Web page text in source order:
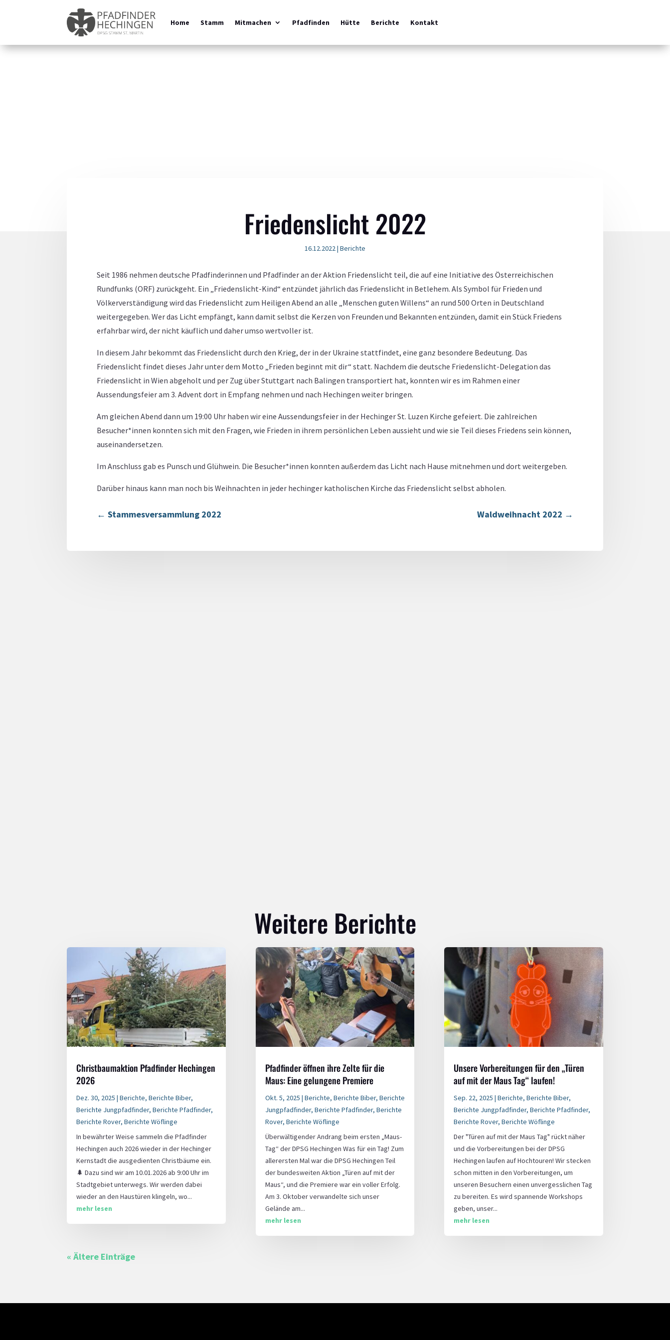
Home Stamm Mitmachen Pfadfinden Hütte Berichte Kontakt
Friedenslicht 2022
16.12.2022| Berichte
Seit 1986 nehmen deutsche Pfadfinderinnen und Pfadfinder an der Aktion Friedenslicht teil, die auf eine Initiative des Österreichischen
Rundfunks (ORF) zurückgeht. Ein „Friedenslicht-Kind“ entzündet jährlich das Friedenslicht in Betlehem. Als Symbol für Frieden und
Völkerverständigung wird das Friedenslicht zum Heiligen Abend an alle „Menschen guten Willens“ an rund 500 Orten in Deutschland
weitergegeben. Wer das Licht empfängt, kann damit selbst die Kerzen von Freunden und Bekannten entzünden, damit ein Stück Friedens
erfahrbar wird, der nicht käuflich und daher umso wertvoller ist.
In diesem Jahr bekommt das Friedenslicht durch den Krieg, der in der Ukraine stattfindet, eine ganz besondere Bedeutung. Das
Friedenslicht findet dieses Jahr unter dem Motto „Frieden beginnt mit dir“ statt. Nachdem die deutsche Friedenslicht-Delegation das
Friedenslicht in Wien abgeholt und per Zug über Stuttgart nach Balingen transportiert hat, konnten wir es im Rahmen einer
Aussendungsfeier am 3. Advent dort in Empfang nehmen und nach Hechingen weiter bringen.
Am gleichen Abend dann um 19:00 Uhr haben wir eine Aussendungsfeier in der Hechinger St. Luzen Kirche gefeiert. Die zahlreichen
Besucher*innen konnten sich mit den Fragen, wie Frieden in ihrem persönlichen Leben aussieht und wie sie Teil dieses Friedens sein können,
auseinandersetzen.
Im Anschluss gab es Punsch und Glühwein. Die Besucher*innen konnten außerdem das Licht nach Hause mitnehmen und dort weitergeben.
Darüber hinaus kann man noch bis Weihnachten in jeder hechinger katholischen Kirche das Friedenslicht selbst abholen.
←Stammesversammlung 2022 Waldweihnacht 2022 →
Weitere Berichte
Christbaumaktion Pfadfinder Hechingen
2026
Dez. 30, 2025 |Berichte,Berichte Biber,
Berichte Jungpfadfinder,Berichte Pfadfinder,
Berichte Rover,Berichte Wöflinge
In bewährter Weise sammeln die Pfadfinder
Hechingen auch 2026 wieder in der Hechinger
Kernstadt die ausgedienten Christbäume ein.
🌲 Dazu sind wir am 10.01.2026 ab 9:00 Uhr im
Stadtgebiet unterwegs. Wir werden dabei
wieder an den Haustüren klingeln, wo...
mehr lesen
Pfadfinder öffnen ihre Zelte für die
Maus: Eine gelungene Premiere
Okt. 5, 2025 | Berichte, Berichte Biber, Berichte
Jungpfadfinder, Berichte Pfadfinder, Berichte
Rover, Berichte Wöflinge
Überwältigender Andrang beim ersten „Maus-
Tag“ der DPSG Hechingen Was für ein Tag! Zum
allerersten Mal war die DPSG Hechingen Teil
der bundesweiten Aktion „Türen auf mit der
Maus“, und die Premiere war ein voller Erfolg.
Am 3. Oktober verwandelte sich unser
Gelände am...
mehr lesen
Unsere Vorbereitungen für den „Türen
auf mit der Maus Tag“ laufen!
Sep. 22, 2025 | Berichte, Berichte Biber,
Berichte Jungpfadfinder, Berichte Pfadfinder,
Berichte Rover, Berichte Wöflinge
Der "Türen auf mit der Maus Tag" rückt näher
und die Vorbereitungen bei der DPSG
Hechingen laufen auf Hochtouren! Wir stecken
schon mitten in den Vorbereitungen, um
unseren Besuchern einen unvergesslichen Tag
zu bereiten. Es wird spannende Workshops
geben, unser...
mehr lesen
« Ältere Einträge